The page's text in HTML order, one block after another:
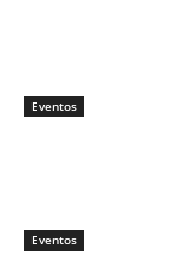
Eventos
Eventos